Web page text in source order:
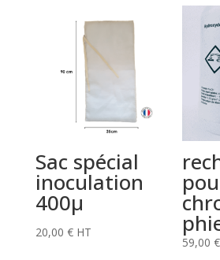
Sac spécial
inoculation
400μ
20,00 € HT
59,00€